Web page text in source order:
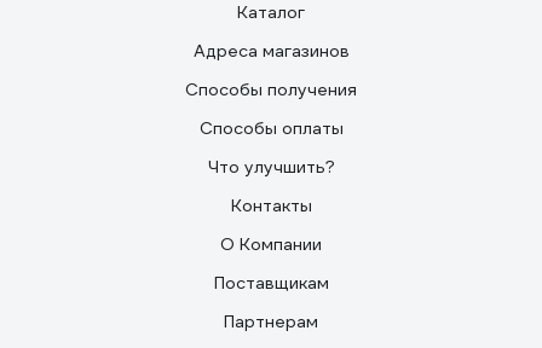
Каталог
Адреса магазинов
Способы получения
Способы оплаты
Что улучшить?
Контакты
О Компании
Поставщикам
Партнерам